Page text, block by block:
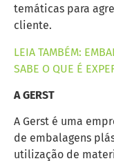
temáticas para
cliente.
LEIA TAMBÉM:
SABE O QUE É
A GERST
A Gerst é uma
de embalagens
utilização de